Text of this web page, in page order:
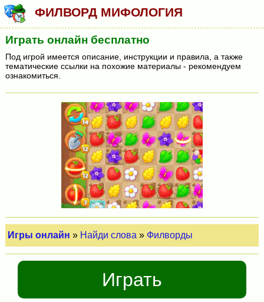
ФИЛВОРД МИФОЛОГИЯ
Играть онлайн бесплатно
Под игрой имеется описание, инструкции и правила, а также
тематические ссылки на похожие материалы - рекомендуем
ознакомиться.
Игры онлайн » Найди слова » Филворды
Играть